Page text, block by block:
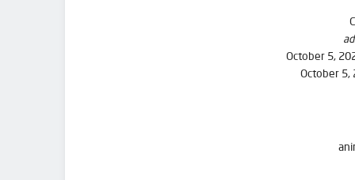
October 5,
October 5,